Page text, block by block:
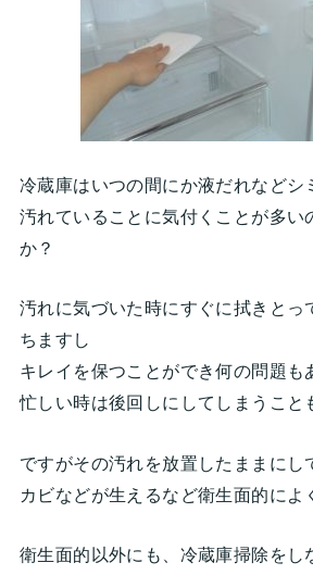
冷蔵庫はいつの間にか液だれなどシ
汚れていることに気付くことが多い
か？
汚れに気づいた時にすぐに拭きとっ
ちますし
キレイを保つことができ何の問題も
忙しい時は後回しにしてしまうこと
ですがその汚れを放置したままにし
カビなどが生えるなど衛生面的によ
衛生面的以外にも、冷蔵庫掃除をし